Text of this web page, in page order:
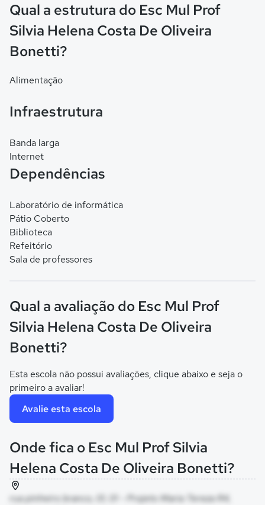
Qual a estrutura do Esc Mul Prof
Silvia Helena Costa De Oliveira
Bonetti?
Alimentação
Infraestrutura
Banda larga
Internet
Dependências
Laboratório de informática
Pátio Coberto
Biblioteca
Refeitório
Sala de professores
Qual a avaliação do Esc Mul Prof
Silvia Helena Costa De Oliveira
Bonetti?
Esta escola não possui avaliações, clique abaixo e seja o
primeiro a avaliar!
Avalie esta escola
Onde fica o Esc Mul Prof Silvia
Helena Costa De Oliveira Bonetti?
rua pinheiro branco, 01, 01 - Projeto Maria Tereza R4,